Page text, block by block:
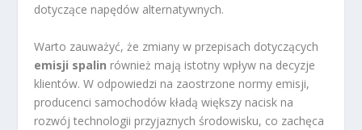
dotyczące napędów alternatywnych.
Warto zauważyć, że zmiany w przepisach dotyczących
emisji spalin również mają istotny wpływ na decyzje
klientów. W odpowiedzi na zaostrzone normy emisji,
producenci samochodów kładą większy nacisk na
rozwój technologii przyjaznych środowisku, co zachęca